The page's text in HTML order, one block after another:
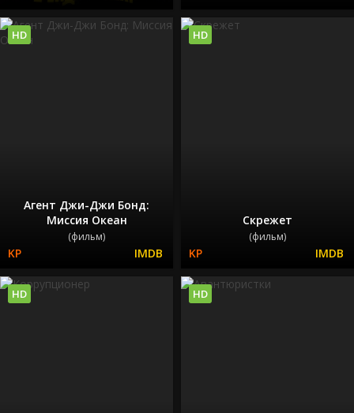
Агент Джи-Джи Бонд:
Миссия Океан
(фильм)
HD
Скрежет
(фильм)
HD
HD HD